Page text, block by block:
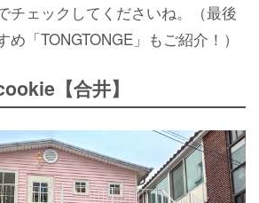
チェックしてくださいね。（最後
「TONGTONGE」もご紹介！）
【合井】